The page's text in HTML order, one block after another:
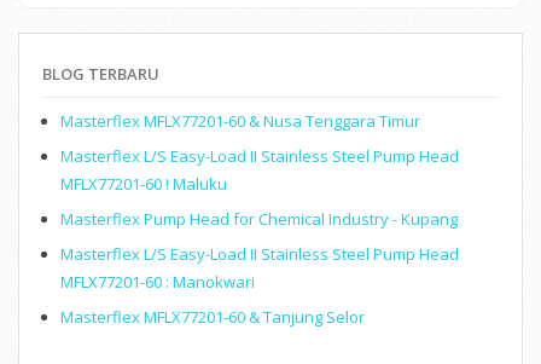
BLOG TERBARU
Masterflex MFLX77201-60 & Nusa Tenggara Timur
Masterflex L/S Easy-Load II Stainless Steel Pump Head
MFLX77201-60 ! Maluku
Masterflex Pump Head for Chemical Industry - Kupang
Masterflex L/S Easy-Load II Stainless Steel Pump Head
MFLX77201-60 : Manokwari
Masterflex MFLX77201-60 & Tanjung Selor